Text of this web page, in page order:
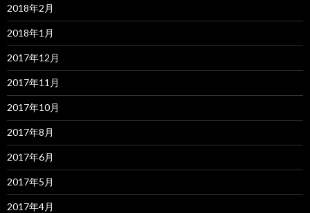
2018年2月
2018年1月
2017年12月
2017年11月
2017年10月
2017年8月
2017年6月
2017年5月
2017年4月